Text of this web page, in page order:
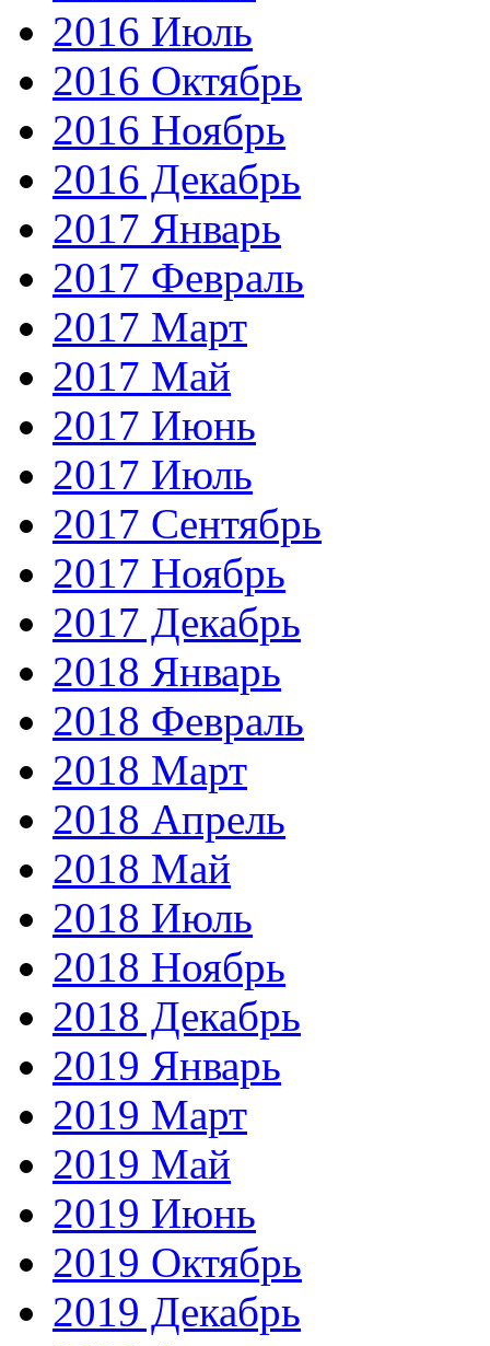
2016 Июль
2016 Октябрь
2016 Ноябрь
2016 Декабрь
2017 Январь
2017 Февраль
2017 Март
2017 Май
2017 Июнь
2017 Июль
2017 Сентябрь
2017 Ноябрь
2017 Декабрь
2018 Январь
2018 Февраль
2018 Март
2018 Апрель
2018 Май
2018 Июль
2018 Ноябрь
2018 Декабрь
2019 Январь
2019 Март
2019 Май
2019 Июнь
2019 Октябрь
2019 Декабрь